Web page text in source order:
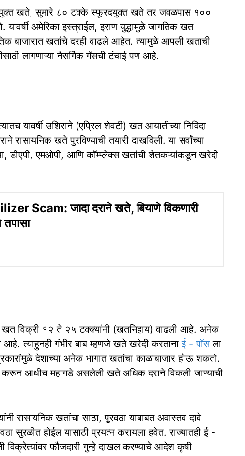
खते, सुमारे ८० टक्के स्फूरदयुक्त खते तर जवळपास १००
अमेरिका इस्त्राईल, इराण युद्धामुळे जागतिक खत
बाजारात खतांचे दरही वाढले आहेत. त्यामुळे आपली खताची
लागणाऱ्या नैसर्गिक गॅसची टंचाई पण आहे.
यावर्षी उशिराने (एप्रिल शेवटी) खत आयातीच्या निविदा
रासायनिक खते पुरविण्याची तयारी दाखविली. या सर्वांच्या
डीएपी, एमओपी, आणि कॉम्प्लेक्स खतांची शेतकऱ्यांकडून खरेदी
Scam: जादा दराने खते, बियाणे विकणारी
खत विक्री १२ ते २५ टक्क्यांनी (खतनिहाय) वाढली आहे. अनेक
त्याहुनही गंभीर बाब म्हणजे खते खरेदी करतानाई - पॉसला
देशाच्या अनेक भागात खतांचा काळाबाजार होऊ शकतो.
करून आधीच महागडे असलेली खते अधिक दराने विकली जाण्याची
रासायनिक खतांचा साठा, पुरवठा याबाबत अवास्तव दावे
सुरळीत होईल यासाठी प्रयत्न करायला हवेत. राज्यातही ई -
विक्रेत्यांवर फौजदारी गुन्हे दाखल करण्याचे आदेश कृषी